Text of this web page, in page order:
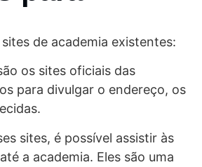
de academia existentes:
os sites oficiais das
para divulgar o endereço, os
sites, é possível assistir às
a academia. Eles são uma